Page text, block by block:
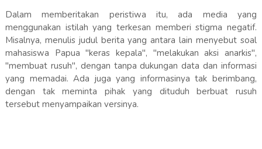
Dalam memberitakan peristiwa itu, ada media yang
menggunakan istilah yang terkesan memberi stigma negatif.
Misalnya, menulis judul berita yang antara lain menyebut soal
mahasiswa Papua "keras kepala", "melakukan aksi anarkis",
"membuat rusuh", dengan tanpa dukungan data dan informasi
yang memadai. Ada juga yang informasinya tak berimbang,
dengan tak meminta pihak yang dituduh berbuat rusuh
tersebut menyampaikan versinya.